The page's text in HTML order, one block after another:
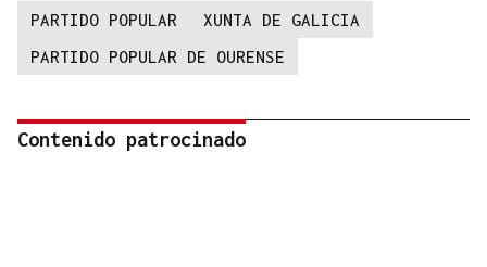
PARTIDO POPULAR
XUNTA DE GALICIA
PARTIDO POPULAR DE OURENSE
Contenido patrocinado